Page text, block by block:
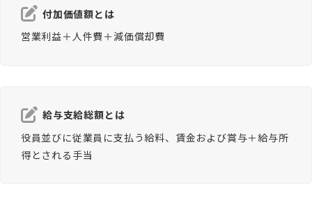
付加価値額とは
営業利益＋人件費＋減価償却費
給与支給総額とは
役員並びに従業員に支払う給料、賃金および賞与＋給与所
得とされる手当